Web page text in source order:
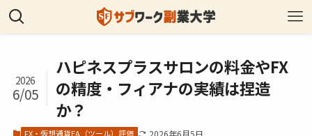
ハピネスプラスサロンの料金やFX
の精度・フィアナの実績は捏造
か？
2026
6/05
FX・仮想通貨EA（ツール）評価